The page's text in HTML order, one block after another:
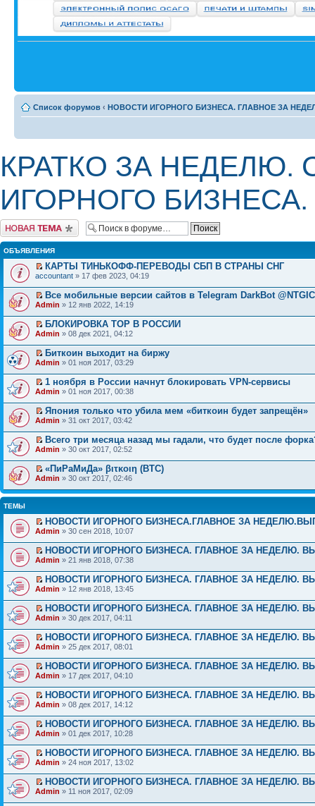
Список форумов ‹ НОВОСТИ ИГОРНОГО БИЗНЕСА. ГЛАВНОЕ ЗА
КРАТКО ЗА
ИГОРНОГО БИЗНЕСА.
Начать новую тему
ОБЪЯВЛЕНИЯ
КАРТЫ ТИНЬКОФФ-ПЕРЕВОДЫ СБП В СТРАНЫ СНГ
accountant » 17 фев 2023, 04:19
Все мобильные версии сайтов в Telegram DarkBot
Admin » 12 янв 2022, 14:19
БЛОКИРОВКА ТОР В РОССИИ
Admin » 08 дек 2021, 04:12
Биткоин выходит на биржу
Admin » 01 ноя 2017, 03:29
1 ноября в России начнут блокировать VPN-сервисы
Admin » 01 ноя 2017, 00:38
Япония только что убила мем «биткоин будет запрещён»
Admin » 31 окт 2017, 03:42
Всего три месяца назад мы гадали, что будет после
Admin » 30 окт 2017, 02:52
«ПиРаМиДа» βιτκοιη (BTC)
Admin » 30 окт 2017, 02:46
ТЕМЫ
НОВОСТИ ИГОРНОГО БИЗНЕСА.ГЛАВНОЕ ЗА
Admin » 30 сен 2018, 10:07
НОВОСТИ ИГОРНОГО БИЗНЕСА. ГЛАВНОЕ ЗА НЕДЕЛЮ.
Admin » 21 янв 2018, 07:38
НОВОСТИ ИГОРНОГО БИЗНЕСА. ГЛАВНОЕ ЗА НЕДЕЛЮ.
Admin » 12 янв 2018, 13:45
НОВОСТИ ИГОРНОГО БИЗНЕСА. ГЛАВНОЕ ЗА НЕДЕЛЮ.
Admin » 30 дек 2017, 04:11
НОВОСТИ ИГОРНОГО БИЗНЕСА. ГЛАВНОЕ ЗА НЕДЕЛЮ.
Admin » 25 дек 2017, 08:01
НОВОСТИ ИГОРНОГО БИЗНЕСА. ГЛАВНОЕ ЗА НЕДЕЛЮ.
Admin » 17 дек 2017, 04:10
НОВОСТИ ИГОРНОГО БИЗНЕСА. ГЛАВНОЕ ЗА НЕДЕЛЮ.
Admin » 08 дек 2017, 14:12
НОВОСТИ ИГОРНОГО БИЗНЕСА. ГЛАВНОЕ ЗА НЕДЕЛЮ.
Admin » 01 дек 2017, 10:28
НОВОСТИ ИГОРНОГО БИЗНЕСА. ГЛАВНОЕ ЗА НЕДЕЛЮ.
Admin » 24 ноя 2017, 13:02
НОВОСТИ ИГОРНОГО БИЗНЕСА. ГЛАВНОЕ ЗА НЕДЕЛЮ.
Admin » 11 ноя 2017, 02:09